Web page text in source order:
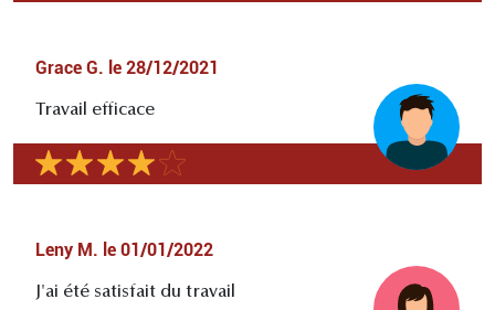
Grace G. le 28/12/2021
Travail efficace
Leny M. le 01/01/2022
J'ai été satisfait du travail